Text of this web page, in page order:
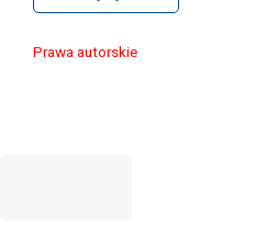
Prawa autorskie